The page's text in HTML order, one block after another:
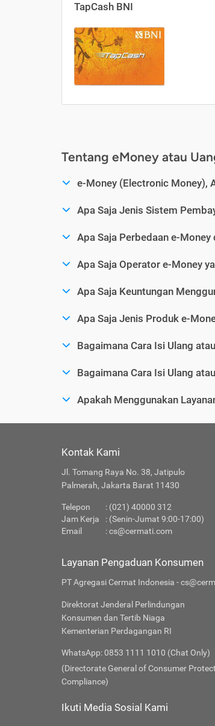
TapCash BNI
Tentang eMoney atau
e-Money (Electronic Money),
Apa Saja Jenis Sistem
Apa Saja Perbedaan e-Money
Apa Saja Operator e-Money
Apa Saja Keuntungan
Apa Saja Jenis Produk e-
Bagaimana Cara Isi Ulang
Bagaimana Cara Isi Ulang
Apakah Menggunakan
Kontak Kami
Jl. Tomang Raya No. 38, Jatipulo
Palmerah, Jakarta Barat 11430
Telepon
: (021) 40000 312
Jam Kerja
: (Senin-Jumat 9:00-17:00)
Email
:cs@cermati.com
Layanan Pengaduan Konsumen
PT Agregasi Cermat Indonesia -
Direktorat Jenderal Perlindungan
Konsumen dan Tertib Niaga
Kementerian Perdagangan RI
WhatsApp: 0853 1111 1010 (Chat Only)
(Directorate General of Consumer
Compliance)
Ikuti Media Sosial Kami